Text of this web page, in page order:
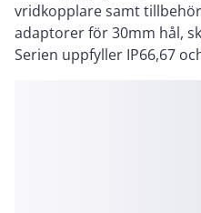
vridkopplare samt
adaptorer för 30mm hål,
Serien uppfyller IP66,67